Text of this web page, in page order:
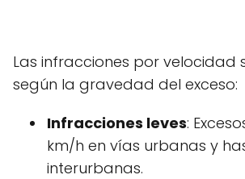
Las infracciones por velocidad
según la gravedad del exceso:
Infracciones leves:
km/h en vías urbanas y
interurbanas.